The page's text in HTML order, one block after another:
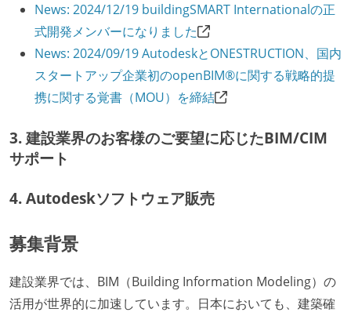
News: 2024/12/19 buildingSMART Internationalの正
式開発メンバーになりました
News: 2024/09/19 AutodeskとONESTRUCTION、国内
スタートアップ企業初のopenBIM®に関する戦略的提
携に関する覚書（MOU）を締結
3. 建設業界のお客様のご要望に応じたBIM/CIM
サポート
4. Autodeskソフトウェア販売
募集背景
建設業界では、BIM（Building Information Modeling）の
活用が世界的に加速しています。日本においても、建築確